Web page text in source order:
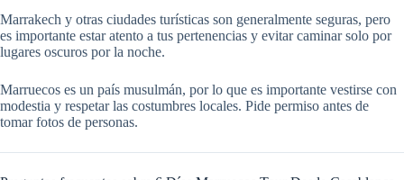
Marrakech y otras ciudades turísticas son generalmente seguras, pero
es importante estar atento a tus pertenencias y evitar caminar solo por
lugares oscuros por la noche.
Marruecos es un país musulmán, por lo que es importante vestirse con
modestia y respetar las costumbres locales. Pide permiso antes de
tomar fotos de personas.